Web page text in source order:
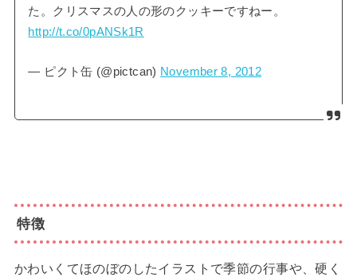
た。クリスマスの人の形のクッキーですねー。
http://t.co/0pANSk1R
— ピクト缶 (@pictcan) November 8, 2012
特徴
かわいくてほのぼのしたイラストで季節の行事や、硬く